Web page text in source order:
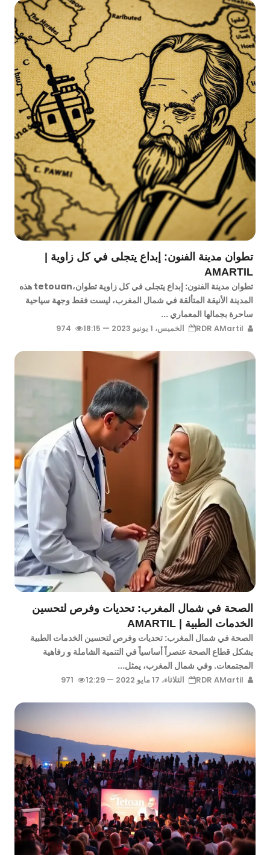
تطوان مدينة الفنون: إبداع يتجلى في كل زاوية |
AMARTIL
تطوان مدينة الفنون: إبداع يتجلى في كل زاوية تطوان،tetouan هذه
المدينة الأنيقة المتألقة في شمال المغرب، ليست فقط وجهة سياحية
ساحرة بجمالها المعماري ...
الخميس، 1 يونيو 2023 — 18:15
الصحة في شمال المغرب: تحديات وفرص لتحسين
الخدمات الطبية | AMARTIL
الصحة في شمال المغرب: تحديات وفرص لتحسين الخدمات الطبية
يشكل قطاع الصحة عنصراً أساسياً في التنمية الشاملة و رفاهية
المجتمعات. وفي شمال المغرب، يمثل...
الثلاثاء، 17 مايو 2022 — 12:29